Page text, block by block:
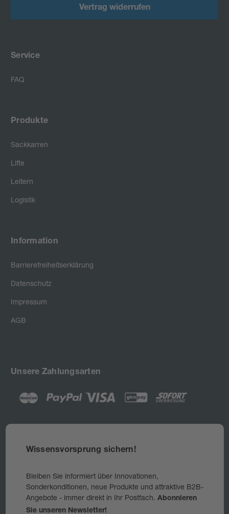
Vertrag widerrufen
Service
FAQ
Produkte
Sackkarren
Lifte
Leitern
Logistik
Information
Barrierefreiheitserklärung
Datenschutz
Impressum
AGB
Unsere Zahlungsarten
Wissensvorsprung sichern!
Bleiben Sie informiert über Innovationen,
Sonderkonditionen, neue Produkte und attraktive B2B-
Angebote - immer direkt in Ihr Postfach. Abonnieren
Sie unseren Newsletter!